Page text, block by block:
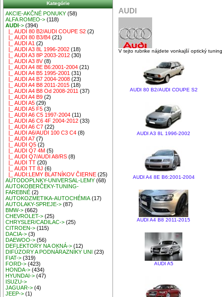
Kategórie
AKCIE-AKČNÉ PONUKY (58)
ALFA ROMEO-> (118)
AUDI-> (394)
|_ AUDI 80 B2/AUDI COUPE S2 (2)
|_ AUDI 80 B3/B4 (21)
|_ AUDI A1 (2)
|_ AUDI A3 8L 1996-2002 (18)
|_ AUDI A3 8P 2003-2012 (30)
|_ AUDI A3 8V(8)
|_ AUDI A4 8E B6:2001-2004 (21)
|_ AUDI A4 B5 1995-2001 (31)
|_ AUDI A4 B7 2004-2008 (23)
|_ AUDI A4 B8 2011-2015 (18)
|_ AUDI A4 B8 Od 2008-2011 (37)
|_ AUDI A4 B9 (2)
|_ AUDI A5 (29)
|_ AUDI A5 F5 (3)
|_ AUDI A6 C5 1997-2004 (11)
|_ AUDI A6 C6 4F 2004-2012 (33)
|_ AUDI A6 C7 (22)
|_ AUDI A6/AUDI 100 C3 C4 (8)
|_ AUDI A7 (7)
|_ AUDI Q5 (2)
|_ AUDI Q7 4M (5)
|_ AUDI Q7/AUDI A8/RS (8)
|_ AUDI TT (20)
|_ AUDI TT 8J (6)
|_ AUDI:LEMY BLATNÍKOV ČIERNE (25)
AUTODOPLNKY-UNIVERSAL-LEMY (68)
AUTOKOBERČEKY-TUNING-
FAREBNÉ (2)
AUTOKOZMETIKA-AUTOCHÉMIA (17)
AUTOLAKY-SPREJE-> (87)
BMW-> (662)
CHEVROLET-> (25)
CHRYSLER/CADILAC-> (25)
CITROEN-> (115)
DACIA-> (3)
DAEWOO-> (56)
DEFLEKTORY NA OKNÁ-> (12)
DIFÚZORY A PODNÁRAZNÍKY UNI
(23)
FIAT-> (319)
FORD-> (423)
HONDA-> (434)
HYUNDAI-> (47)
ISUZU->
JAGUAR-> (4)
JEEP-> (1)
AUDI
V tejto rubrike nájdete vonkajší optický
AUDI 80 B2/AUDI COUPE S2
AUDI A3 8L 1996-2002
AUDI A4 8E B6:2001-2004
AUDI A4 B8 2011-2015
AUDI A5